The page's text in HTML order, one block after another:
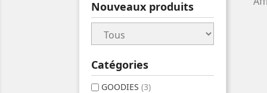
Nouveaux produits
Catégories
GOODIES (3)